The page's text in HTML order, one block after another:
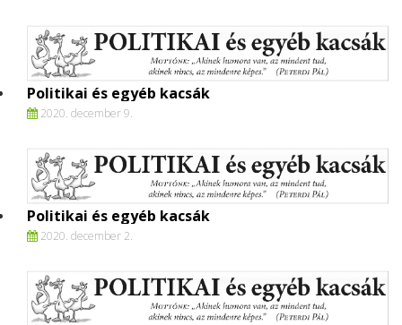
Politikai és egyéb kacsák
2020. december 9.
Politikai és egyéb kacsák
2020. december 2.